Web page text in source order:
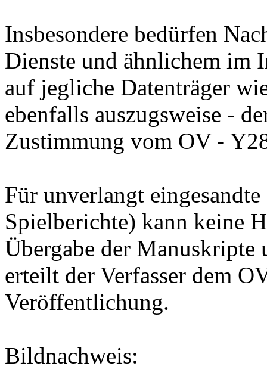
Insbesondere bedürfen
Dienste und ähnlichem im
auf jegliche Datenträger
ebenfalls auszugsweise -
Zustimmung vom OV -
Für unverlangt
Spielberichte) kann keine
Übergabe der
erteilt der Verfasser dem
Veröffentlichung.
Bildnachweis: